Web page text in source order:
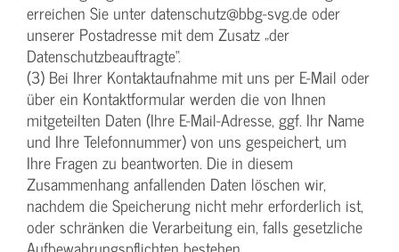
erreichen Sie unter datenschutz@bbg-svg.de oder
unserer Postadresse mit dem Zusatz „der
Datenschutzbeauftragte“.
(3) Bei Ihrer Kontaktaufnahme mit uns per E-Mail oder
über ein Kontaktformular werden die von Ihnen
mitgeteilten Daten (Ihre E-Mail-Adresse, ggf. Ihr Name
und Ihre Telefonnummer) von uns gespeichert, um
Ihre Fragen zu beantworten. Die in diesem
Zusammenhang anfallenden Daten löschen wir,
nachdem die Speicherung nicht mehr erforderlich ist,
oder schränken die Verarbeitung ein, falls gesetzliche